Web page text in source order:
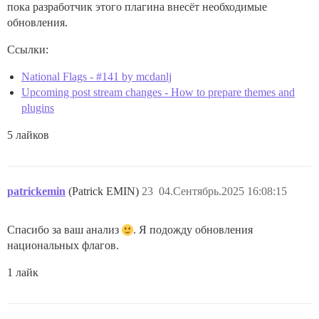
пока разработчик этого плагина внесёт необходимые
обновления.
Ссылки:
National Flags - #141 by mcdanlj
Upcoming post stream changes - How to prepare themes and
plugins
5 лайков
patrickemin (Patrick EMIN) 04.Сентябрь.2025 16:08:15
23
Спасибо за ваш анализ
. Я подожду обновления
национальных флагов.
1 лайк